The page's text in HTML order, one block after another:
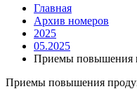
Главная
Архив номеров
2025
05.2025
Приемы повышения
Приемы повышения